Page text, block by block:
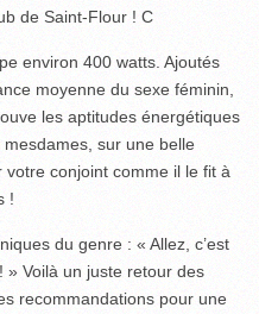
de Saint-Flour ! C
environ 400 watts. Ajoutés
moyenne du sexe féminin,
les aptitudes énergétiques
mesdames, sur une belle
votre conjoint comme il le fit à
!
du genre : « Allez, c’est
» Voilà un juste retour des
recommandations pour une